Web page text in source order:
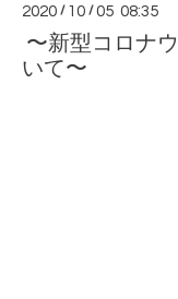
2020 / 10 /05 08:35
〜新型コロナ
いて〜